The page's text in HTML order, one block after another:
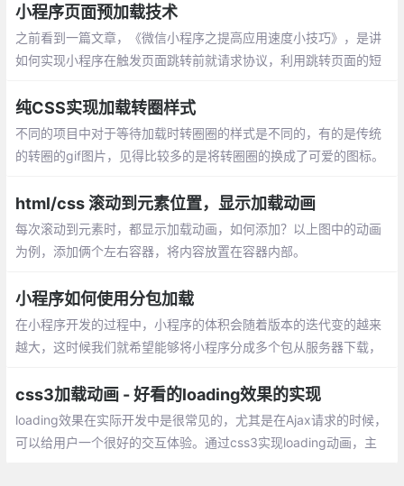
小程序页面预加载技术
之前看到一篇文章，《微信小程序之提高应用速度小技巧》，是讲
如何实现小程序在触发页面跳转前就请求协议，利用跳转页面的短
小程序页面中预加载。这种技术
纯CSS实现加载转圈样式
不同的项目中对于等待加载时转圈圈的样式是不同的，有的是传统
的转圈的gif图片，见得比较多的是将转圈圈的换成了可爱的图标。
要用CSS做一个。
html/css 滚动到元素位置，显示加载动画
每次滚动到元素时，都显示加载动画，如何添加？以上图中的动画
为例，添加俩个左右容器，将内容放置在容器内部。
小程序如何使用分包加载
在小程序开发的过程中，小程序的体积会随着版本的迭代变的越来
越大，这时候我们就希望能够将小程序分成多个包从服务器下载，
css3加载动画 - 好看的loading效果的实现
loading效果在实际开发中是很常见的，尤其是在Ajax请求的时候，
可以给用户一个很好的交互体验。通过css3实现loading动画，主